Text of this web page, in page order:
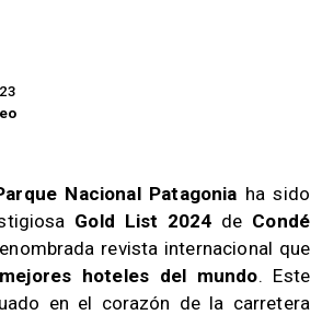
Nacional Patagonia ha sido
Gold List 2024 de Condé
revista internacional que
mejores hoteles del mundo. Este
en el corazón de la carretera